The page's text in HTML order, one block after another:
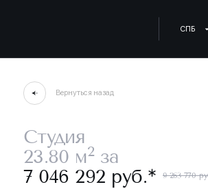
СПБ
Вернуться назад
Студия
23.80 м2за
7 046 292 руб.∗ 9 263 770